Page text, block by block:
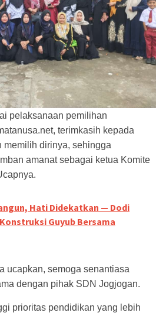
pelaksanaan pemilihan
terimkasih kepada
memilih dirinya, sehingga
amanat sebagai ketua Komite
Hati Didekatkan — Dodi
Guyub Bersama
ucapkan, semoga senantiasa
dengan pihak SDN Jogjogan.
prioritas pendidikan yang lebih